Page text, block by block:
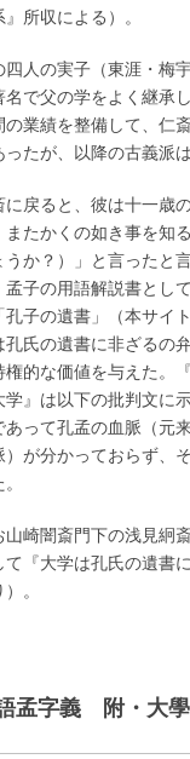
』所収による）。
四人の実子（東涯・梅
名で父の学をよく継承
の業績を整備して、仁
ったが、以降の古義派
に戻ると、彼は十一歳
またかくの如き事を知
うか？）」と言ったと
孟子の用語解説書とし
孔子の遺書」（本サイト
孔氏の遺書に非ざるの
権的な価値を与えた。
学』は以下の批判文に
あって孔孟の血脈（元
）が分かっておらず、
山崎闇斎門下の浅見絅
て『大学は孔氏の遺書
。
語孟字義 附・大